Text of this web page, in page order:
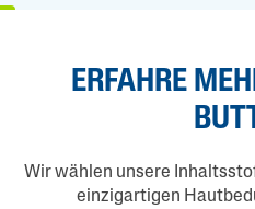
ERFAHRE
Wir wählen unsere
einzigartigen